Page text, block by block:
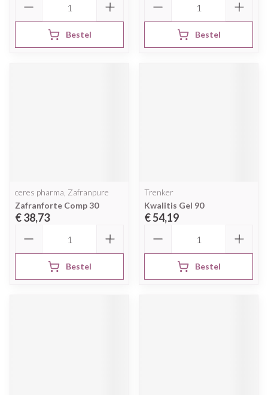
Bestel Bestel
ceres pharma, Zafranpure
Zafranforte Comp 30
€ 38,73
Bestel
Trenker
Kwalitis Gel 90
€ 54,19
Bestel